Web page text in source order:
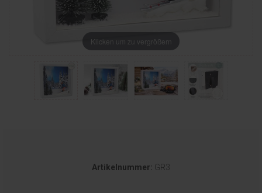
Klicken um zu vergrößern
Artikelnummer: GR3